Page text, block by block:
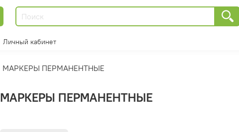
Личный кабинет
МАРКЕРЫ ПЕРМАНЕНТНЫЕ
МАРКЕРЫ ПЕРМАНЕНТНЫЕ